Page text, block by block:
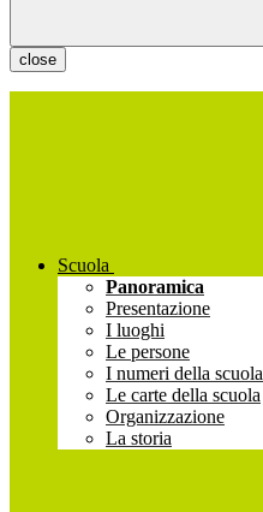
close
Scuola
Panoramica
Presentazione
I luoghi
Le persone
I numeri della scuola
Le carte della scuola
Organizzazione
La storia